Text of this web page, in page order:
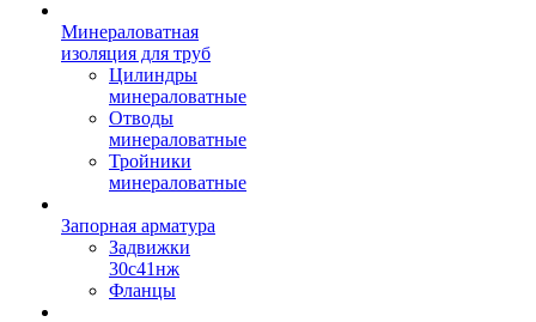
Минераловатная
изоляция для труб
Цилиндры
минераловатные
Отводы
минераловатные
Тройники
минераловатные
Запорная арматура
Задвижки
30с41нж
Фланцы